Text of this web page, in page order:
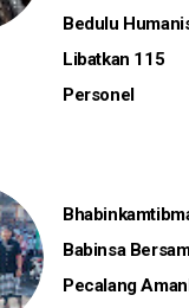
Bedulu
Libatkan 115
Personel
Babinsa
Pecalang